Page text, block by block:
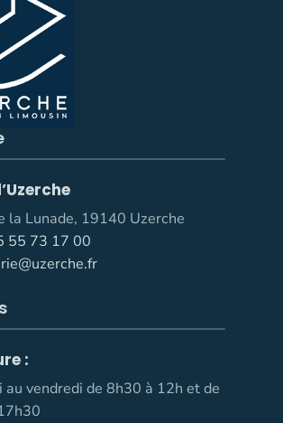
la Lunade, 19140 Uzerche
55 73 17 00
:
au vendredi de 8h30 à 12h et de